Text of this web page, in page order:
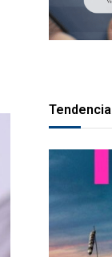
Tendencia